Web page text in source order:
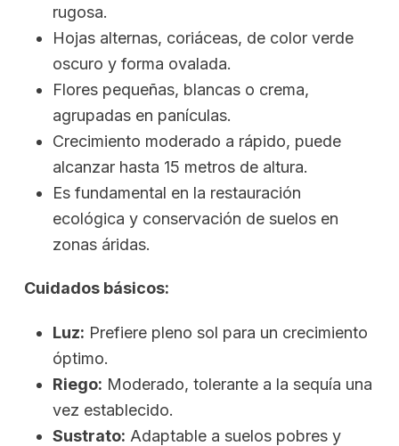
rugosa.
Hojas alternas, coriáceas, de color verde
oscuro y forma ovalada.
Flores pequeñas, blancas o crema,
agrupadas en panículas.
Crecimiento moderado a rápido, puede
alcanzar hasta 15 metros de altura.
Es fundamental en la restauración
ecológica y conservación de suelos en
zonas áridas.
Cuidados básicos:
Luz: Prefiere pleno sol para un crecimiento
óptimo.
Riego: Moderado, tolerante a la sequía una
vez establecido.
Sustrato: Adaptable a suelos pobres y